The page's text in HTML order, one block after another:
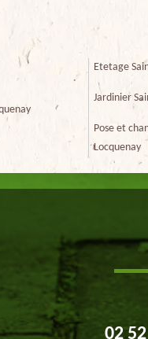
Etetage
Jardinier
Pose et
Locquenay
02